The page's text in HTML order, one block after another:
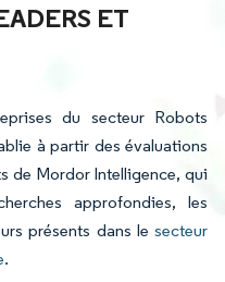
ET
du secteur Robots
à partir des évaluations
de Mordor Intelligence, qui
approfondies, les
présents dans le secteur
.